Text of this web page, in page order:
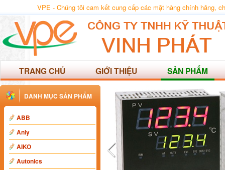
VPE - Chúng tôi cam kết cung cấp các mặt hàng chính hãng,
TRANG CHỦ GIỚI THIỆU SẢN PHẨM
DANH MỤC SẢN PHẨM
ABB
Anly
AIKO
Autonics